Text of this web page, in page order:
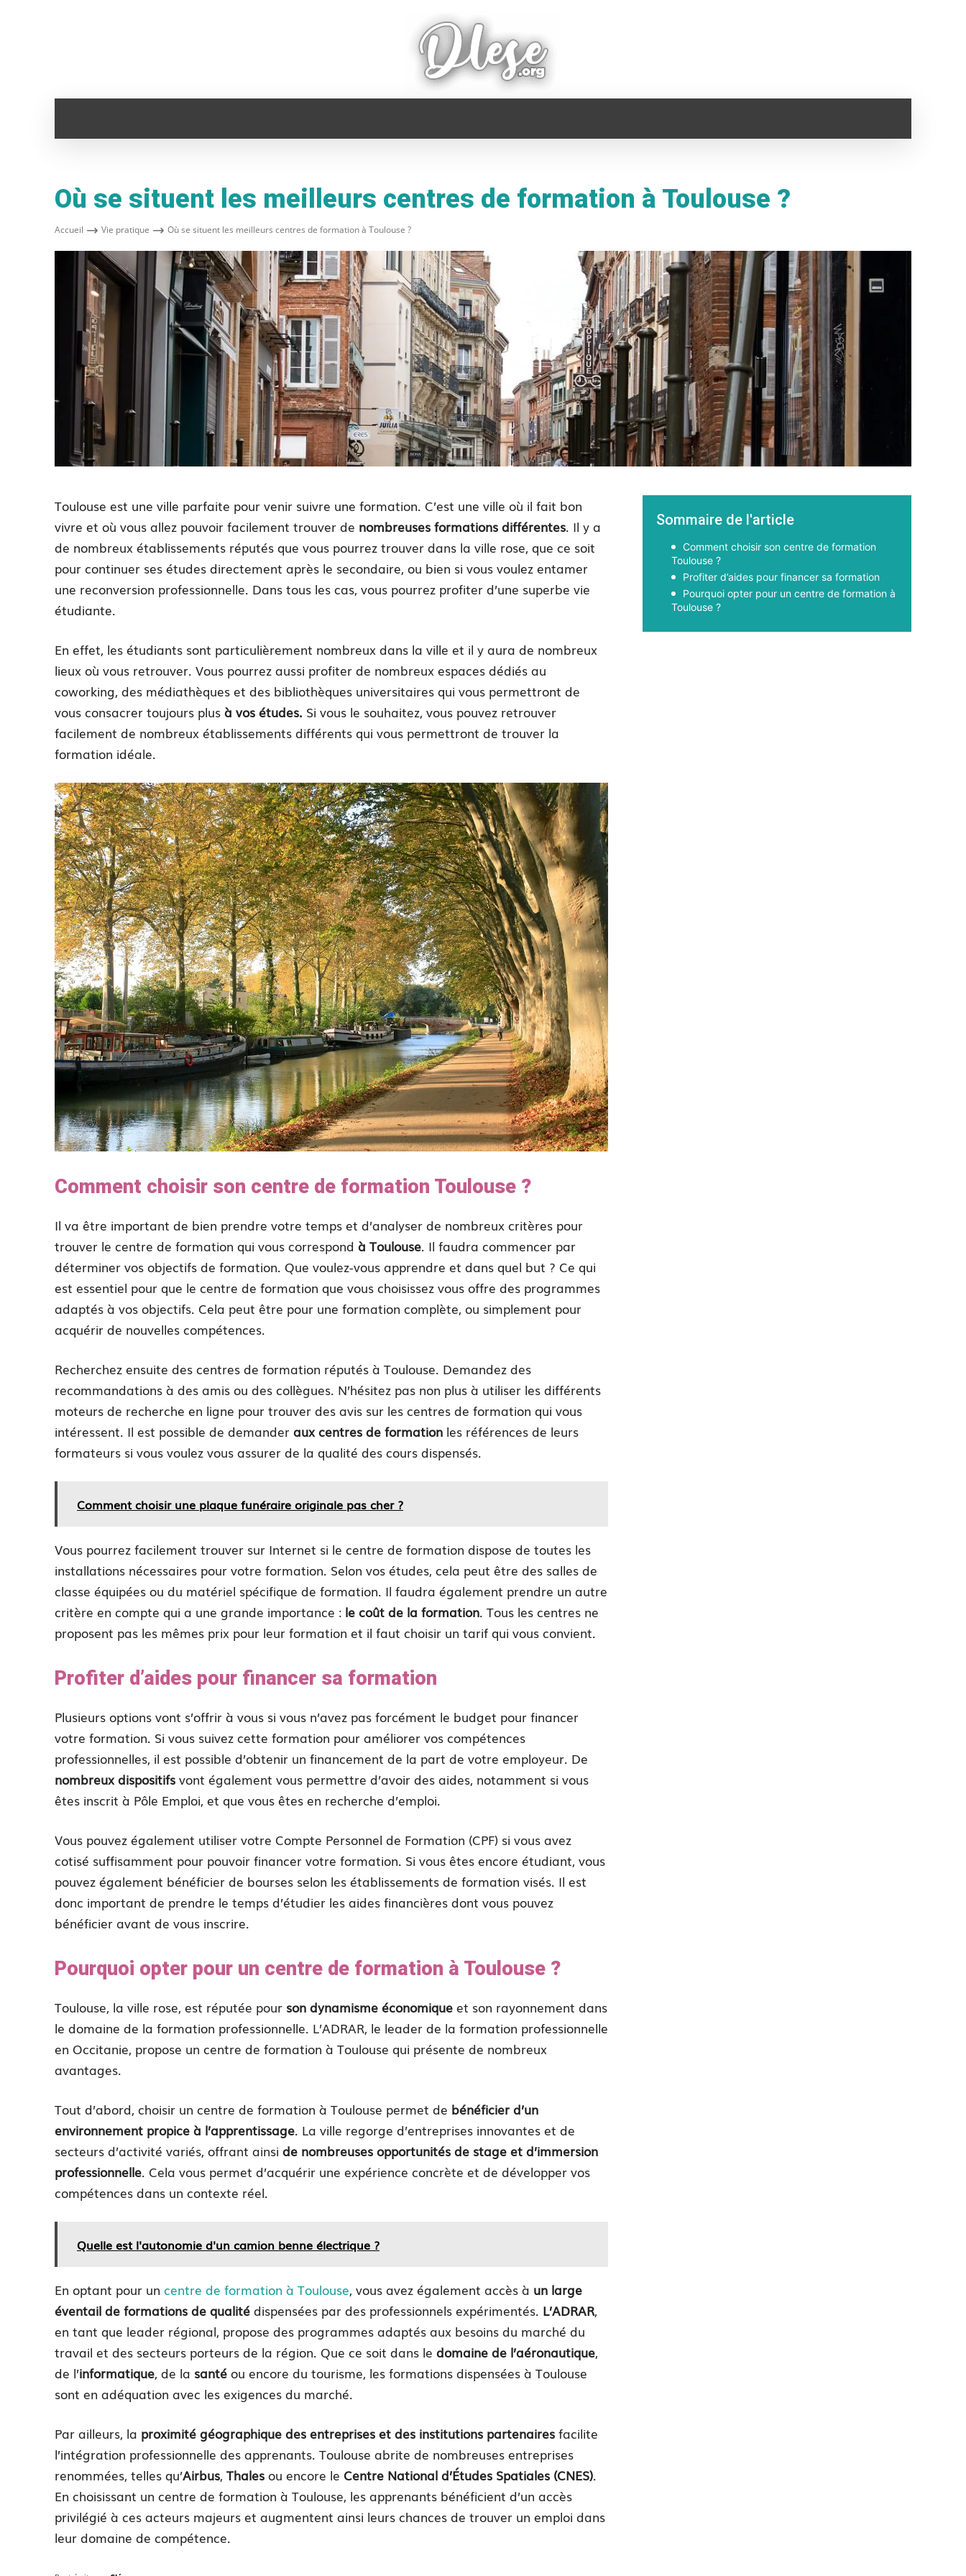
Où se situent les meilleurs centres de formation à Toulouse ?
Accueil Vie pratique Où se situent les meilleurs centres de formation à Toulouse ?
Toulouse est une ville parfaite pour venir suivre une formation. C’est une ville où il fait bon
vivre et où vous allez pouvoir facilement trouver de nombreuses formations différentes. Il y a
de nombreux établissements réputés que vous pourrez trouver dans la ville rose, que ce soit
pour continuer ses études directement après le secondaire, ou bien si vous voulez entamer
une reconversion professionnelle. Dans tous les cas, vous pourrez profiter d’une superbe vie
étudiante.
En effet, les étudiants sont particulièrement nombreux dans la ville et il y aura de nombreux
lieux où vous retrouver. Vous pourrez aussi profiter de nombreux espaces dédiés au
coworking, des médiathèques et des bibliothèques universitaires qui vous permettront de
vous consacrer toujours plus à vos études. Si vous le souhaitez, vous pouvez retrouver
facilement de nombreux établissements différents qui vous permettront de trouver la
formation idéale.
Comment choisir son centre de formation Toulouse ?
Il va être important de bien prendre votre temps et d’analyser de nombreux critères pour
trouver le centre de formation qui vous correspond à Toulouse. Il faudra commencer par
déterminer vos objectifs de formation. Que voulez-vous apprendre et dans quel but ? Ce qui
est essentiel pour que le centre de formation que vous choisissez vous offre des programmes
adaptés à vos objectifs. Cela peut être pour une formation complète, ou simplement pour
acquérir de nouvelles compétences.
Recherchez ensuite des centres de formation réputés à Toulouse. Demandez des
recommandations à des amis ou des collègues. N’hésitez pas non plus à utiliser les différents
moteurs de recherche en ligne pour trouver des avis sur les centres de formation qui vous
intéressent. Il est possible de demander aux centres de formation les références de leurs
formateurs si vous voulez vous assurer de la qualité des cours dispensés.
Comment choisir une plaque funéraire originale pas cher ?
Vous pourrez facilement trouver sur Internet si le centre de formation dispose de toutes les
installations nécessaires pour votre formation. Selon vos études, cela peut être des salles de
classe équipées ou du matériel spécifique de formation. Il faudra également prendre un autre
critère en compte qui a une grande importance : le coût de la formation. Tous les centres ne
proposent pas les mêmes prix pour leur formation et il faut choisir un tarif qui vous convient.
Profiter d’aides pour financer sa formation
Plusieurs options vont s’offrir à vous si vous n’avez pas forcément le budget pour financer
votre formation. Si vous suivez cette formation pour améliorer vos compétences
professionnelles, il est possible d’obtenir un financement de la part de votre employeur. De
nombreux dispositifs vont également vous permettre d’avoir des aides, notamment si vous
êtes inscrit à Pôle Emploi, et que vous êtes en recherche d’emploi.
Vous pouvez également utiliser votre Compte Personnel de Formation (CPF) si vous avez
cotisé suffisamment pour pouvoir financer votre formation. Si vous êtes encore étudiant, vous
pouvez également bénéficier de bourses selon les établissements de formation visés. Il est
donc important de prendre le temps d’étudier les aides financières dont vous pouvez
bénéficier avant de vous inscrire.
Pourquoi opter pour un centre de formation à Toulouse ?
Toulouse, la ville rose, est réputée pour son dynamisme économique et son rayonnement dans
le domaine de la formation professionnelle. L’ADRAR, le leader de la formation professionnelle
en Occitanie, propose un centre de formation à Toulouse qui présente de nombreux
avantages.
Tout d’abord, choisir un centre de formation à Toulouse permet de bénéficier d’un
environnement propice à l’apprentissage. La ville regorge d’entreprises innovantes et de
secteurs d’activité variés, offrant ainsi de nombreuses opportunités de stage et d’immersion
professionnelle. Cela vous permet d’acquérir une expérience concrète et de développer vos
compétences dans un contexte réel.
Quelle est l'autonomie d'un camion benne électrique ?
En optant pour un centre de formation à Toulouse, vous avez également accès à un large
éventail de formations de qualité dispensées par des professionnels expérimentés. L’ADRAR,
en tant que leader régional, propose des programmes adaptés aux besoins du marché du
travail et des secteurs porteurs de la région. Que ce soit dans le domaine de l’aéronautique,
de l’informatique, de la santé ou encore du tourisme, les formations dispensées à Toulouse
sont en adéquation avec les exigences du marché.
Par ailleurs, la proximité géographique des entreprises et des institutions partenaires facilite
l’intégration professionnelle des apprenants. Toulouse abrite de nombreuses entreprises
renommées, telles qu’Airbus, Thales ou encore le Centre National d’Études Spatiales (CNES).
En choisissant un centre de formation à Toulouse, les apprenants bénéficient d’un accès
privilégié à ces acteurs majeurs et augmentent ainsi leurs chances de trouver un emploi dans
leur domaine de compétence.
Sommaire de l'article
Comment choisir son centre de formation
Toulouse ?
Profiter d’aides pour financer sa formation
Pourquoi opter pour un centre de formation à
Toulouse ?